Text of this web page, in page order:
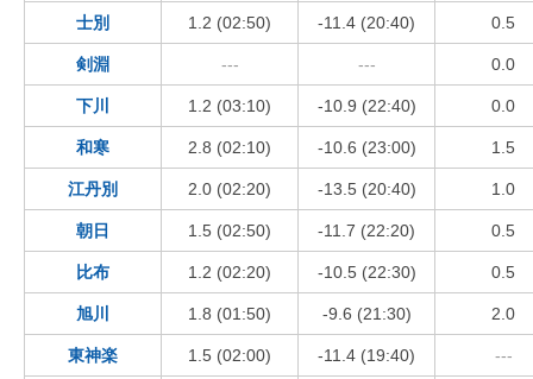
士別 1.2 (02:50) -11.4 (20:40) 0.5
剣淵 --- --- 0.0
下川 1.2 (03:10) -10.9 (22:40) 0.0
和寒 2.8 (02:10) -10.6 (23:00) 1.5
江丹別 2.0 (02:20) -13.5 (20:40) 1.0
朝日 1.5 (02:50) -11.7 (22:20) 0.5
比布 1.2 (02:20) -10.5 (22:30) 0.5
旭川 1.8 (01:50) -9.6 (21:30) 2.0
東神楽 1.5 (02:00) -11.4 (19:40) ---